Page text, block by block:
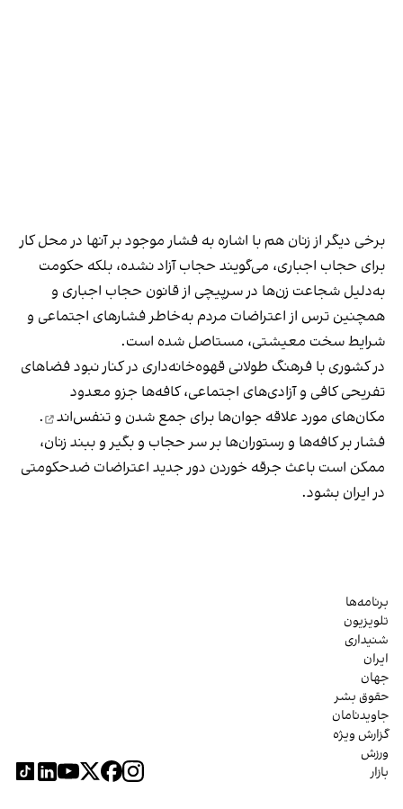
برخی دیگر از زنان هم با اشاره به فشار موجود بر آنها در محل کار
برای حجاب اجباری، می‌گویند حجاب آزاد نشده، بلکه حکومت
به‌دلیل شجاعت زن‌ها در سرپیچی از قانون حجاب اجباری و
همچنین ترس از اعتراضات مردم به‌خاطر فشارهای اجتماعی و
شرایط سخت معیشتی، مستاصل شده است.
در کشوری با فرهنگ طولانی قهوه‌‌خانه‌داری در کنار نبود فضاهای
تفریحی کافی و آزادی‌های اجتماعی، کافه‌ها جزو معدود
مکان‌های مورد علاقه جوان‌ها برای جمع شدن و تنفس‌اند
.
فشار بر کافه‌ها و رستوران‌ها بر سر حجاب و بگیر و ببند زنان،
ممکن است باعث جرقه خوردن دور جدید اعتراضات ضدحکومتی
در ایران بشود.
برنامه‌ها
تلویزیون
شنیداری
ایران
جهان
حقوق بشر
جاویدنامان
گزارش ویژه
ورزش
بازار